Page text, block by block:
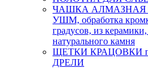
ЧАШКА АЛМАЗНАЯ
УШМ, обработка
градусов, из
натурального камня
ЩЕТКИ КРАЦОВКИ
ДРЕЛИ